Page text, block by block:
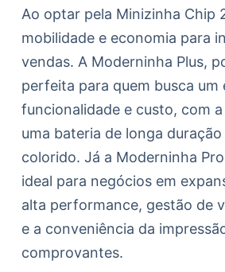
Ao optar pela Minizinha Chip
mobilidade e economia para
vendas. A Moderninha Plus,
perfeita para quem busca um
funcionalidade e custo, com
uma bateria de longa
colorido. Já a Moderninha
ideal para negócios em
alta performance, gestão de
e a conveniência da
comprovantes.